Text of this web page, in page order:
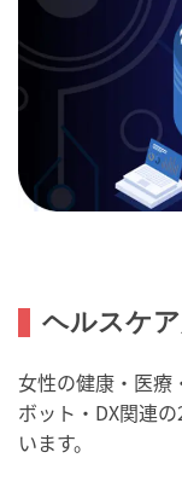
ヘルスケ
女性の健康・医療
ボット・DX関連
います。